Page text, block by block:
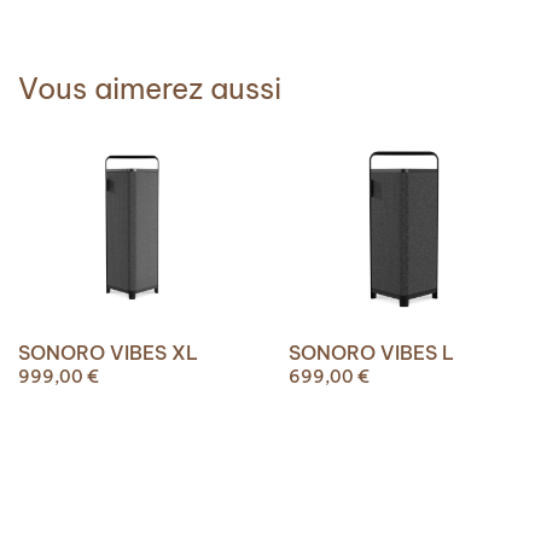
Vous aimerez aussi
SONORO VIBES XL
999,00 €
SONORO VIBES L
699,00 €